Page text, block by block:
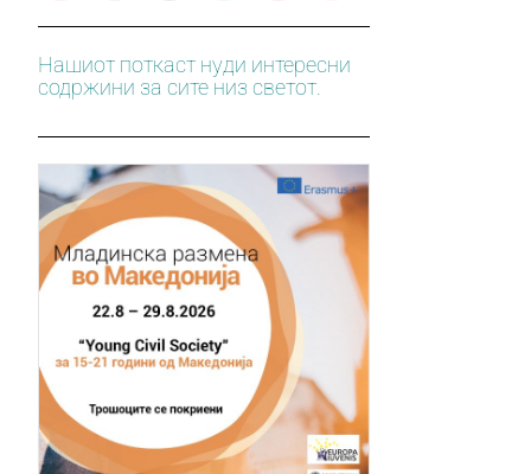
Нашиот поткаст нуди интересни
содржини за сите низ светот.